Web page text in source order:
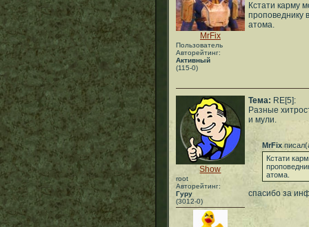
MrFix
Пользователь
Авторейтинг:
Активный
(115-0)
Кстати карму
проповеднику
атома.
Show
root
Авторейтинг:
Гуру
(3012-0)
Тема: RE[5]:
Разные
и мули.
MrFix
Кстати
атома.
спасибо за